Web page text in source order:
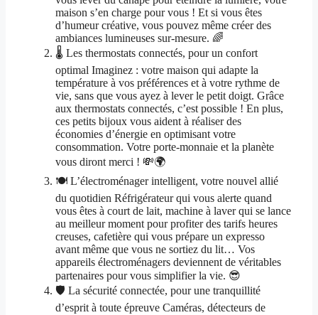
maison s’en charge pour vous ! Et si vous êtes
d’humeur créative, vous pouvez même créer des
ambiances lumineuses sur-mesure. 🌈
🌡️ Les thermostats connectés, pour un confort
optimal Imaginez : votre maison qui adapte la
température à vos préférences et à votre rythme de
vie, sans que vous ayez à lever le petit doigt. Grâce
aux thermostats connectés, c’est possible ! En plus,
ces petits bijoux vous aident à réaliser des
économies d’énergie en optimisant votre
consommation. Votre porte-monnaie et la planète
vous diront merci ! 💸🌍
🍽️ L’électroménager intelligent, votre nouvel allié
du quotidien Réfrigérateur qui vous alerte quand
vous êtes à court de lait, machine à laver qui se lance
au meilleur moment pour profiter des tarifs heures
creuses, cafetière qui vous prépare un expresso
avant même que vous ne sortiez du lit… Vos
appareils électroménagers deviennent de véritables
partenaires pour vous simplifier la vie. 😎
🛡️ La sécurité connectée, pour une tranquillité
d’esprit à toute épreuve Caméras, détecteurs de